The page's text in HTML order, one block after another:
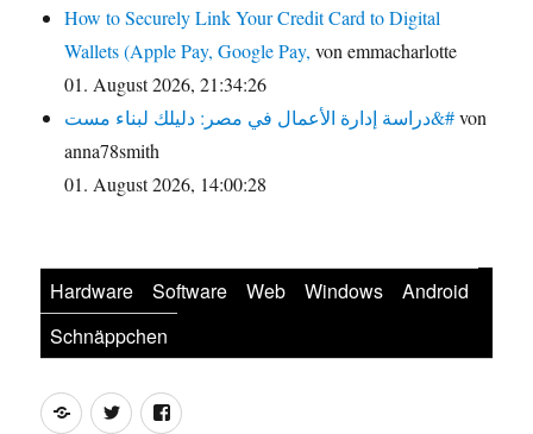
How to Securely Link Your Credit Card to Digital
Wallets (Apple Pay, Google Pay, von emmacharlotte
01. August 2026, 21:34:26
دراسة إدارة الأعمال في مصر: دليلك لبناء مست&#von
anna78smith
01. August 2026, 14:00:28
Hardware Software Web Windows
Android
Schnäppchen
Feed TwitterFacebook